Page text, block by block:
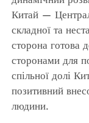
Китай —
складної та
сторона готова
сторонами для
спільної долі
позитивний
людини.